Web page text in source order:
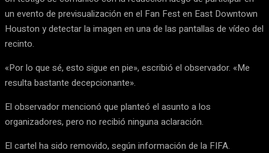
un evento de previsualización en el Fan Fest en East Downtown
Houston y detectar la imagen en una de las pantallas de vídeo del
recinto.
«Por lo que sé, esto sigue en pie», escribió el observador. «Me
resulta bastante decepcionante».
El observador mencionó que planteó el asunto a los
organizadores, pero no recibió ninguna aclaración.
El cartel ha sido removido, según información de la FIFA.